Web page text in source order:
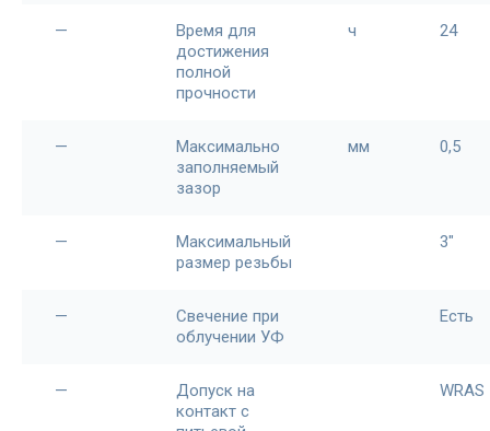
—
Время для
достижения
полной
прочности
ч 24
—
Максимально
заполняемый
зазор
мм 0,5
—
Максимальный
размер резьбы
3"
—
Свечение при
облучении УФ
Есть
—
Допуск на
контакт с
WRAS